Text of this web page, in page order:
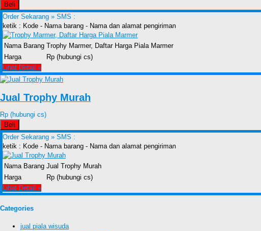
Beli
Order Sekarang » SMS :
ketik : Kode - Nama barang - Nama dan alamat pengiriman
Nama Barang Trophy Marmer, Daftar Harga Piala Marmer
Harga
Rp (hubungi cs)
Lihat Detail »
Jual Trophy Murah
Rp (hubungi cs)
Beli
Order Sekarang » SMS :
ketik : Kode - Nama barang - Nama dan alamat pengiriman
Nama Barang Jual Trophy Murah
Harga
Rp (hubungi cs)
Lihat Detail »
Categories
jual piala wisuda